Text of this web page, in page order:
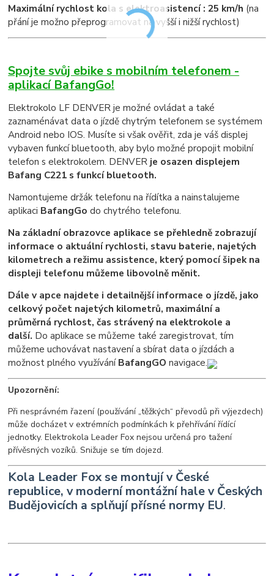
Maximální rychlost kola s elektroasistencí : 25 km/h (na
přání je možno přeprogramovat na vyšší i nižší rychlost)
Spojte svůj ebike s mobilním telefonem -
aplikací BafangGo!
Elektrokolo LF DENVER je možné ovládat a také
zaznaménávat data o jízdě chytrým telefonem se systémem
Android nebo IOS. Musíte si však ověřit, zda je váš displej
vybaven funkcí bluetooth, aby bylo možné propojit mobilní
telefon s elektrokolem. DENVER je osazen displejem
Bafang C221 s funkcí bluetooth.
Namontujeme držák telefonu na řídítka a nainstalujeme
aplikaci BafangGo do chytrého telefonu.
Na základní obrazovce aplikace se přehledně zobrazují
informace o aktuální rychlosti, stavu baterie, najetých
kilometrech a režimu assistence, který pomocí šipek na
displeji telefonu můžeme libovolně měnit.
Dále v apce najdete i detailnější informace o jízdě, jako
celkový počet najetých kilometrů, maximální a
průměrná rychlost, čas strávený na elektrokole a
další. Do aplikace se můžeme také zaregistrovat, tím
můžeme uchovávat nastavení a sbírat data o jízdách a
možnost plného využíváníBafangGO navigace.
Upozornění:
Při nesprávném řazení (používání „těžkých“ převodů při výjezdech)
může docházet v extrémních podmínkách k přehřívání řídící
jednotky. Elektrokola Leader Fox nejsou určená pro tažení
přívěsných vozíků. Snižuje se tím dojezd.
Kola Leader Fox se montují v České
republice, v moderní montážní hale v Českých
Budějovicích a splňují přísné normy EU.